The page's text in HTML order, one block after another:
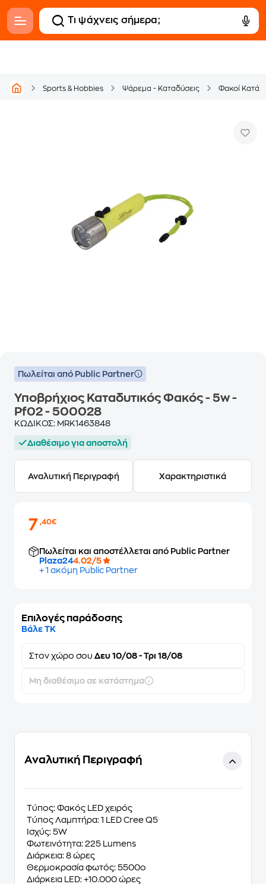
Sports & Hobbies Ψάρεμα - Καταδύσεις Φακοί
Πωλείται από Public Partner
Υποβρήχιος Καταδυτικός Φακός - 5w -
Pf02 - 500028
ΚΩΔΙΚΟΣ: MRK1463848
Διαθέσιμο για αποστολή
Αναλυτική Περιγραφή Χαρακτηριστικά
7,40€
Πωλείται και αποστέλλεται από Public Partner
Plaza244.02/5
+ 1 ακόμη Public Partner
Επιλογές παράδοσης
Βάλε ΤΚ
Στον χώρο σου Δευ 10/08 - Τρι 18/08
Μη διαθέσιμο σε κατάστημα
Αναλυτική Περιγραφή
Τύπος: Φακός LED χειρός
Τύπος Λαμπτήρα: 1 LED Cree Q5
Ισχύς: 5W
Φωτεινότητα: 225 Lumens
Διάρκεια: 8 ώρες
Θερμοκρασία φωτός: 5500ο
Διάρκεια LED: +10.000 ώρες